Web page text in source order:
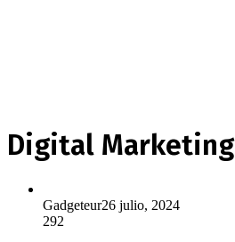
Digital Marketing
Gadgeteur26 julio, 2024
292